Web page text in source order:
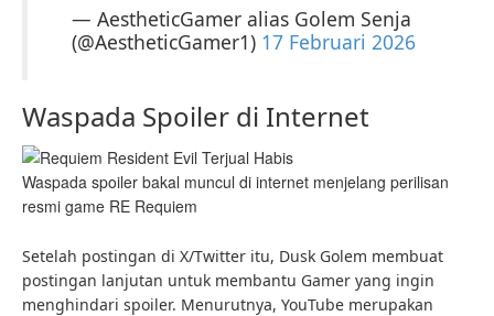
— AestheticGamer alias Golem Senja
(@AestheticGamer1) 17 Februari 2026
Waspada Spoiler di Internet
Waspada spoiler bakal muncul di internet menjelang perilisan
resmi game RE Requiem
Setelah postingan di X/Twitter itu, Dusk Golem membuat
postingan lanjutan untuk membantu Gamer yang ingin
menghindari spoiler. Menurutnya, YouTube merupakan